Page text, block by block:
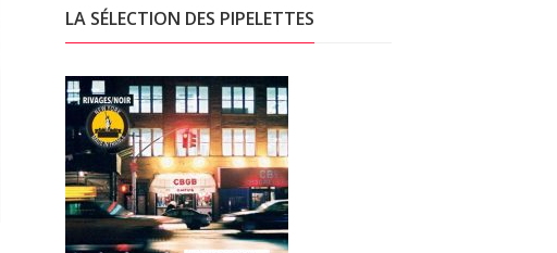
LA SÉLECTION DES PIPELETTES